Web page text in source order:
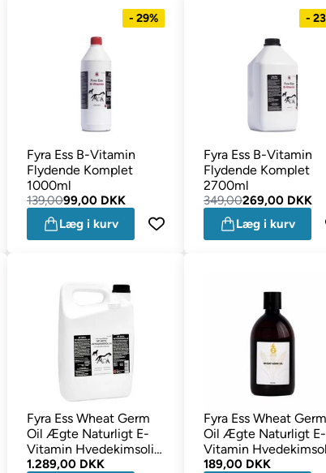
- 29%
Fyra Ess B-Vitamin
Flydende Komplet
1000ml
139,0099,00 DKK
Læg i kurv
-
Fyra Ess B-Vitamin
Flydende Komplet
2700ml
349,00269,00 DKK
Læg i kurv
Fyra Ess Wheat Germ
Oil Ægte Naturligt E-
Vitamin Hvedekimsolie
5 Liter
1.289,00 DKK
Fyra Ess Wheat Germ
Oil Ægte Naturligt E-
Vitamin
500 ml
189,00 DKK